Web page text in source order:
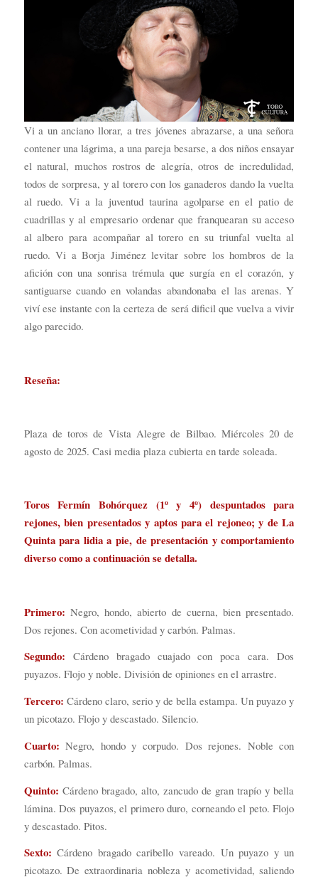
Vi a un anciano llorar, a tres jóvenes abrazarse, a una señora
contener una lágrima, a una pareja besarse, a dos niños ensayar
el natural, muchos rostros de alegría, otros de incredulidad,
todos de sorpresa, y al torero con los ganaderos dando la vuelta
al ruedo. Vi a la juventud taurina agolparse en el patio de
cuadrillas y al empresario ordenar que franquearan su acceso
al albero para acompañar al torero en su triunfal vuelta al
ruedo. Vi a Borja Jiménez levitar sobre los hombros de la
afición con una sonrisa trémula que surgía en el corazón, y
santiguarse cuando en volandas abandonaba el las arenas. Y
viví ese instante con la certeza de será dificil que vuelva a vivir
algo parecido.
Reseña:
Plaza de toros de Vista Alegre de Bilbao. Miércoles 20 de
agosto de 2025. Casi media plaza cubierta en tarde soleada.
Toros Fermín Bohórquez (1º y 4º) despuntados para
rejones, bien presentados y aptos para el rejoneo; y de La
Quinta para lidia a pie, de presentación y comportamiento
diverso como a continuación se detalla.
Primero: Negro, hondo, abierto de cuerna, bien presentado.
Dos rejones. Con acometividad y carbón. Palmas.
Segundo: Cárdeno bragado cuajado con poca cara. Dos
puyazos. Flojo y noble. División de opiniones en el arrastre.
Tercero: Cárdeno claro, serio y de bella estampa. Un puyazo y
un picotazo. Flojo y descastado. Silencio.
Cuarto: Negro, hondo y corpudo. Dos rejones. Noble con
carbón. Palmas.
Quinto: Cárdeno bragado, alto, zancudo de gran trapío y bella
lámina. Dos puyazos, el primero duro, corneando el peto. Flojo
y descastado. Pitos.
Sexto: Cárdeno bragado caribello vareado. Un puyazo y un
picotazo. De extraordinaria nobleza y acometividad, saliendo